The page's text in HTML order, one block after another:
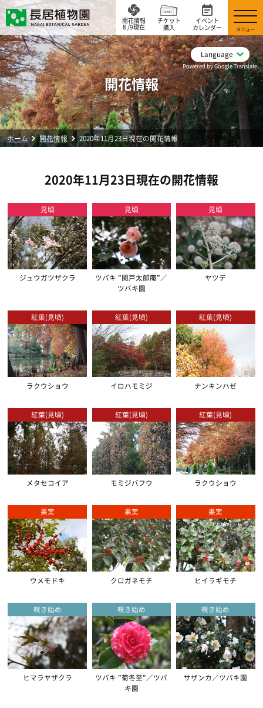
Language
Powered by Google Translate
開花情報
8 /9現在
チケット
購入
イベント
カレンダー
メニュー
開花情報
ホーム 開花情報 2020年11月23日現在の開花情報
2020年11月23日現在の開花情報
見頃
ジュウガツザクラ
見頃
ツバキ ”関戸太郎庵”／
ツバキ園
見頃
ヤツデ
紅葉(見頃)
ラクウショウ
紅葉(見頃)
イロハモミジ
紅葉(見頃)
ナンキンハゼ
紅葉(見頃)
メタセコイア
紅葉(見頃)
モミジバフウ
紅葉(見頃)
ラクウショウ
果実
ウメモドキ
果実
クロガネモチ
果実
ヒイラギモチ
咲き始め
ヒマラヤザクラ
咲き始め
ツバキ ”菊冬至”／ツバ
キ園
咲き始め
サザンカ／ツバキ園